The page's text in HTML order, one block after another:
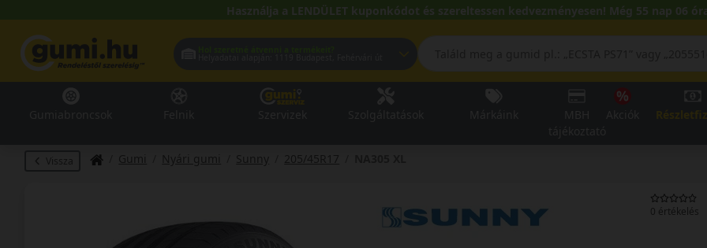
Használja a LENDÜLET kuponkódot és szereltessen kedvezményesen! Még 55 nap 06
Vissza Gumi Nyári gumi Sunny 205/45R17
0 értékelés